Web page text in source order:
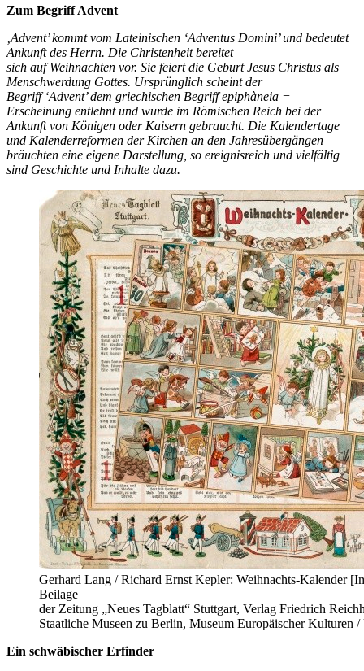
Zum Begriff Advent
‚Advent’ kommt vom Lateinischen ‘Adventus Domini’ und bedeutet
Ankunft des Herrn. Die Christenheit bereitet
sich auf Weihnachten vor. Sie feiert die Geburt Jesus Christus als
Menschwerdung Gottes. Ursprünglich scheint der
Begriff ‘Advent’ dem griechischen Begriff epiphàneia =
Erscheinung entlehnt und wurde im Römischen Reich bei der
Ankunft von Königen oder Kaisern gebraucht. Die Kalendertage
und Kalenderreformen der Kirchen an den Jahresübergängen
bräuchten eine eigene Darstellung, so ereignisreich und vielfältig
sind Geschichte und Inhalte dazu.
Gerhard Lang / Richard Ernst Kepler: Weihnachts-Kalender
Beilage
der Zeitung „Neues Tagblatt“ Stuttgart, Verlag Friedrich
Staatliche Museen zu Berlin, Museum Europäischer Kulturen
Ein schwäbischer Erfinder